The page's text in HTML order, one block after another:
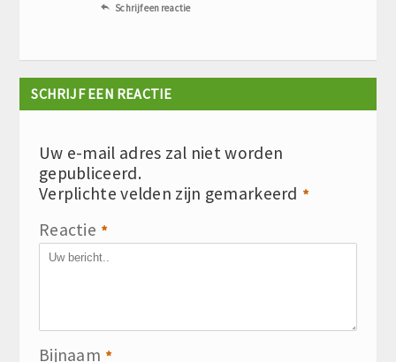
 Schrijf een reactie
SCHRIJF EEN REACTIE
Uw e-mail adres zal niet worden
gepubliceerd.
Verplichte velden zijn gemarkeerd *
Reactie *
Bijnaam *